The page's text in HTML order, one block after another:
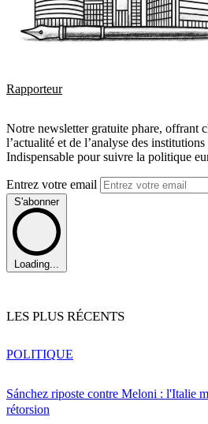
Rapporteur
Notre newsletter gratuite phare, offrant
l’actualité et de l’analyse des
Indispensable pour suivre la politique
Entrez votre email
S'abonner
Loading...
LES PLUS RÉCENTS
Sánchez riposte contre Meloni : l'Italie
rétorsion
POLITIQUE